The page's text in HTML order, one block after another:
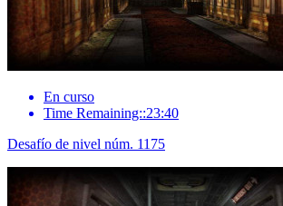
En curso
Time Remaining::23:40
Desafío de nivel núm. 1175